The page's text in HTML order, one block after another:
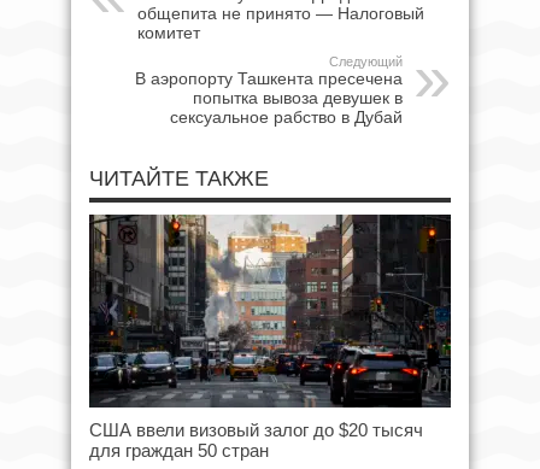
общепита не принято — Налоговый
комитет
Следующий
В аэропорту Ташкента пресечена
попытка вывоза девушек в
сексуальное рабство в Дубай
ЧИТАЙТЕ ТАКЖЕ
США ввели визовый залог до $20 тысяч
для граждан 50 стран